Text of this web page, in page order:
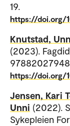
19.
https://doi.org/
Knutstad,
(2023).
https://doi.org/
Jensen, Kari
Unni (2022).
Sykepleien